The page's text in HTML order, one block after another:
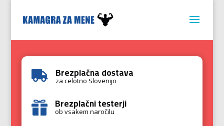
 Brezplačna dostava
za celotno Slovenijo
 Brezplačni testerji
ob vsakem naročilu